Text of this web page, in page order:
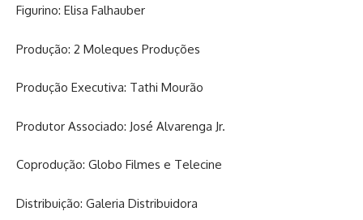
Figurino: Elisa Falhauber
Produção: 2 Moleques Produções
Produção Executiva: Tathi Mourão
Produtor Associado: José Alvarenga Jr.
Coprodução: Globo Filmes e Telecine
Distribuição: Galeria Distribuidora